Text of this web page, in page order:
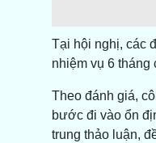
Tại hội nghị, các
nhiệm vụ 6
Theo đánh giá,
bước đi vào ổn
trung thảo luận,